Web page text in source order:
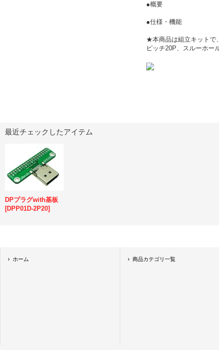
●概要
●仕様・機能
★本商品は組立キットで
ピッチ20P、スルーホー
最近チェックしたアイテム
DPプラグwith基板
[DPP01D-2P20]
ホーム 商品カテゴリ一覧